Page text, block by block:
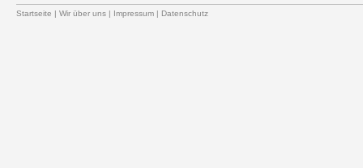
Startseite Wir über uns Impressum Datenschutz